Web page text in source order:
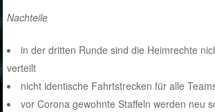
Nachteile
in der dritten Runde sind die Heimrechte
verteilt
nicht identische Fahrtstrecken für alle
vor Corona gewohnte Staffeln werden neu